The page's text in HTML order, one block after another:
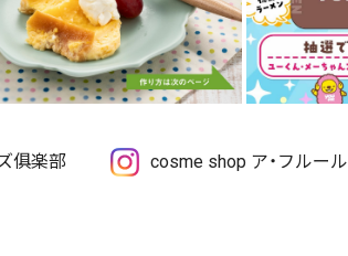
俱楽部 cosme shop ア・フルール